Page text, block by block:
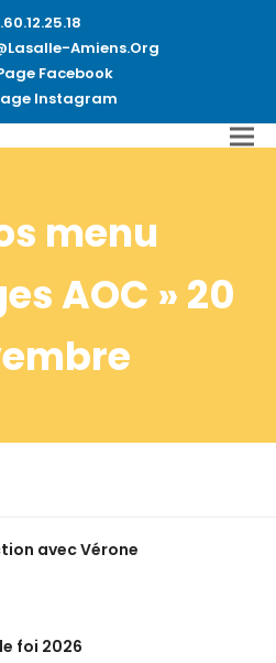
Amiens.org
Facebook
Instagram
menu
AOC » 20
avec Vérone
foi 2026